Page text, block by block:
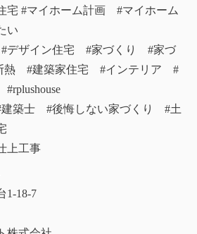
宅 #マイホーム計画 #マイホーム
い
#デザイン住宅 #家づくり #家づ
熱 #建築家住宅 #インテリア #
築士 #後悔しない家づくり #土
上工事
1-18-7